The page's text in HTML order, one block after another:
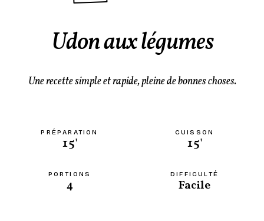
Udon aux légumes
Une recette simple et rapide, pleine de bonnes choses.
PRÉPARATION
15'
CUISSON
15'
PORTIONS
4
DIFFICULTÉ
Facile